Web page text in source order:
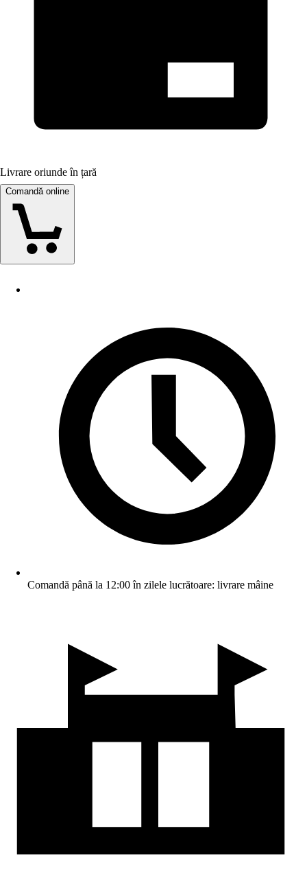
Livrare oriunde în țară
Comandă online
Comandă până la 12:00 în zilele lucrătoare: livrare mâine